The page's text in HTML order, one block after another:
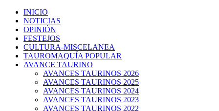
INICIO
NOTICIAS
OPINIÓN
FESTEJOS
CULTURA-MISCELANEA
TAUROMAQUÍA POPULAR
AVANCE TAURINO
AVANCES TAURINOS 2026
AVANCES TAURINOS 2025
AVANCES TAURINOS 2024
AVANCES TAURINOS 2023
AVANCES TAURINOS 2022